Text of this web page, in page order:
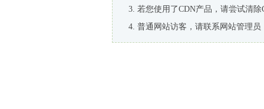
若您使用了CDN产品，请尝试清除
普通网站访客，请联系网站管理员